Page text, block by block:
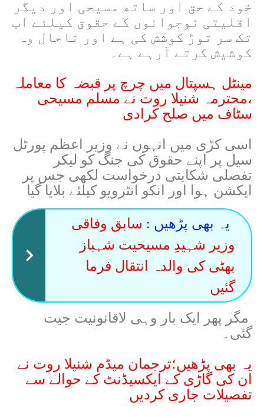
خود کے حق اور ساتھ مسیحی اور دیگر
اقلیتی نوجوانوں کے حقوق کیلئے اب
تک سر توڑ کوشش کی ہے اور تاحال وہ
کوشیش کرتے آرہے ہے۔
مینٹل ہسپتال میں چرچ پر قبضہ کا معاملہ
،محترمہ شنیلا روت نے مسلم مسیحی
سٹاف میں صلح کرادی
اسی کڑی میں انہوں نے وزیر اعظم پورٹل
سیل پر اپنے حقوق کی جنگ کو لیکر
تفصلی شکایتی درخواست لکھی جس پر
ایکشن ہوا اور انکو انٹرویو کیلئے بلایا گیا
یہ بھی پڑھیں : سابق وفاقی
وزیر شہیدِ مسیحیت شہباز
بھٹی کی والدہ انتقال فرما
گئیں
مگر پھر ایک بار وہی لاقانونیت جیت
گئی۔
یہ بھی پڑھیں؛ترجمان میڈم شنیلا روت نے
ان کی گاڑی کے ایکسیڈنٹ کے حوالے سے
تفصیلات جاری کردیں